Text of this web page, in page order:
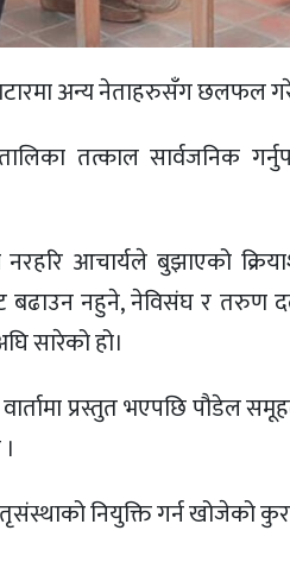
अन्य नेताहरुसँग छलफल
तत्काल सार्वजनिक
आचार्यले बुझाएको
बढाउन नहुने, नेविसंघ र तरुण
सारेको हो।
प्रस्तुत भएपछि पौडेल
नियुक्ति गर्न खोजेको